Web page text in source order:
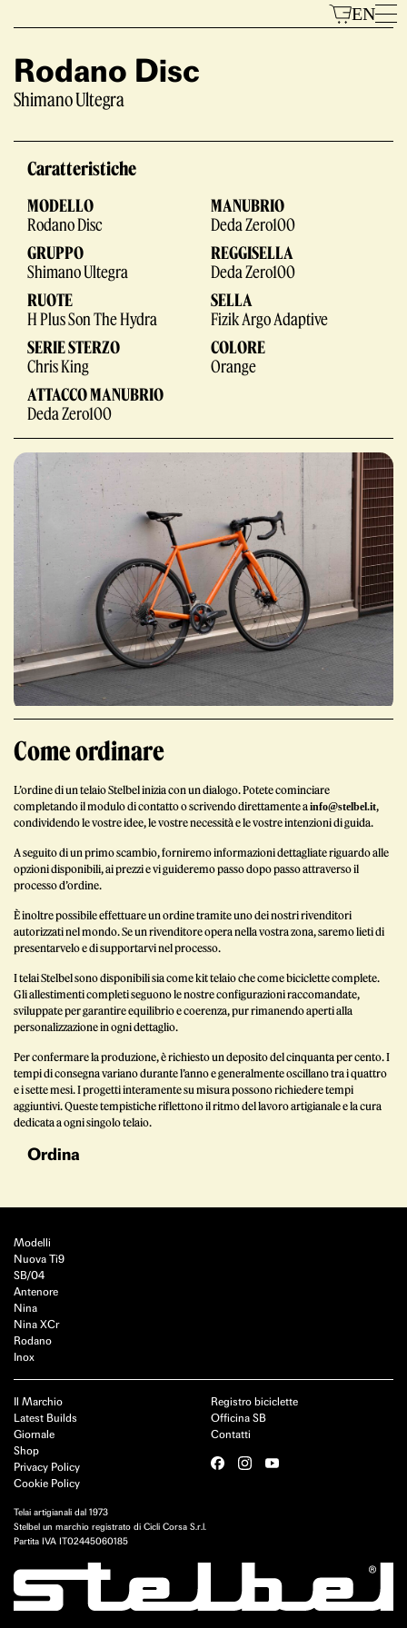
EN
Modelli
Il Marchio
Giornale
Shop
Stelbel un marchio registrato di Cicli Corsa S.r.l.
Rodano Disc
Shimano Ultegra
Caratteristiche
MODELLO
Rodano Disc
GRUPPO
Shimano Ultegra
RUOTE
H Plus Son The Hydra
SERIE STERZO
Chris King
ATTACCO MANUBRIO
Deda Zero100
MANUBRIO
Deda Zero100
REGGISELLA
Deda Zero100
SELLA
Fizik Argo Adaptive
COLORE
Orange
Come ordinare
L’ordine di un telaio Stelbel inizia con un dialogo. Potete cominciare
completando il modulo di contatto o scrivendo direttamente ainfo@stelbel.it,
condividendo le vostre idee, le vostre necessità e le vostre intenzioni di guida.
A seguito di un primo scambio, forniremo informazioni dettagliate riguardo alle
opzioni disponibili, ai prezzi e vi guideremo passo dopo passo attraverso il
processo d’ordine.
È inoltre possibile effettuare un ordine tramite uno dei nostri rivenditori
autorizzati nel mondo. Se un rivenditore opera nella vostra zona, saremo lieti di
presentarvelo e di supportarvi nel processo.
I telai Stelbel sono disponibili sia come kit telaio che come biciclette complete.
Gli allestimenti completi seguono le nostre configurazioni raccomandate,
sviluppate per garantire equilibrio e coerenza, pur rimanendo aperti alla
personalizzazione in ogni dettaglio.
Per confermare la produzione, è richiesto un deposito del cinquanta per cento. I
tempi di consegna variano durante l’anno e generalmente oscillano tra i quattro
e i sette mesi. I progetti interamente su misura possono richiedere tempi
aggiuntivi. Queste tempistiche riflettono il ritmo del lavoro artigianale e la cura
dedicata a ogni singolo telaio.
Ordina
Modelli
Nuova Ti9
SB/04
Antenore
Nina
Nina XCr
Rodano
Inox
Il Marchio
Latest Builds
Giornale
Shop
Privacy Policy
Cookie Policy
Registro biciclette
Officina SB
Contatti
Telai artigianali dal 1973
Stelbel un marchio registrato di Cicli Corsa S.r.l.
Partita IVA IT02445060185